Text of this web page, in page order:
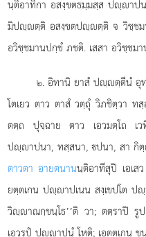
นฺติอาทิกา อสงฺขตธมฺมสฺส ปฺา
มิปฺตฺติ อสงฺขตปฺตฺติ จ วิชฺช
อวิชฺชมานปกฺขํ ภชติ. เสสา อวิชฺชม
๒. อิทานิ ยาสํ ปฺตฺตีนํ อุทฺ
โตเยว ตาว ตาสํ วตฺถุํ วิภชิตฺวา ท
ตตฺถ ปุจฺฉาย ตาว เอวมตฺโถ
ปฺาปนา, ทสฺสนา, ปนา, สา กิตฺ
ตาวตา อายตนานนฺติอาทีสุปิ เอเส
ยตฺตเกน ปฺาปเนน สงฺเขปโต ป
วิฺาณกฺขนฺโธ’’ติ วา; ตตฺราปิ รู
เอวรูปํ ปฺาปนํ โหติ; เอตฺตเกน